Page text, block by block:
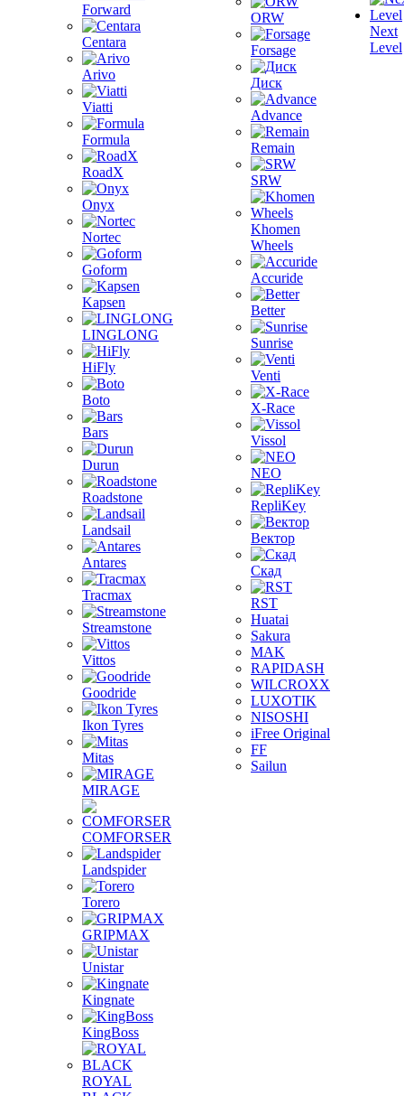
Forward
Centara
Arivo
Viatti
Formula
RoadX
Onyx
Nortec
Goform
Kapsen
LINGLONG
HiFly
Boto
Bars
Durun
Roadstone
Landsail
Antares
Tracmax
Streamstone
Vittos
Goodride
Ikon Tyres
Mitas
MIRAGE
COMFORSER
Landspider
Torero
GRIPMAX
Unistar
Kingnate
KingBoss
ROYAL
ORW
Forsage
Диск
Advance
Remain
SRW
Khomen
Wheels
Accuride
Better
Sunrise
Venti
X-Race
Vissol
NEO
RepliKey
Вектор
Скад
RST
Huatai
Sakura
MAK
RAPIDASH
WILCROXX
LUXOTIK
NISOSHI
iFree Original
FF
Sailun
Next
Level